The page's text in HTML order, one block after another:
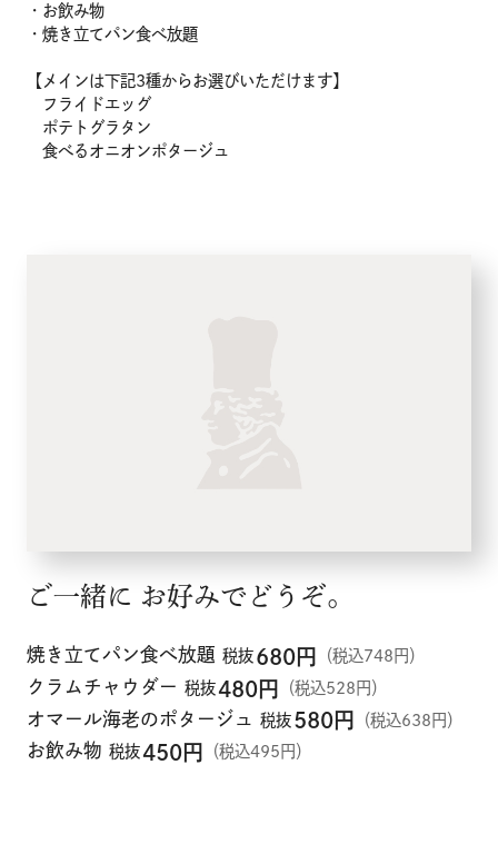
・お飲み物
・焼き立てパン食べ放題
【メインは下記3種からお選びいただけます】
フライドエッグ
ポテトグラタン
食べるオニオンポタージュ
ご一緒に お好みでどうぞ。
焼き立てパン食べ放題 税抜 680円 （税込748円）
クラムチャウダー 税抜480円 （税込528円）
オマール海老のポタージュ 税抜 580円 （税込638円）
お飲み物 税抜450円 （税込495円）